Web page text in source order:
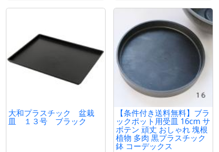
大和プラスチック 盆栽
皿 １３号 ブラック
【条件付き送料無料】ブラ
ックポット用受皿 16cm サ
ボテン 頑丈 おしゃれ 塊根
植物 多肉 黒プラスチック
鉢 コーデックス